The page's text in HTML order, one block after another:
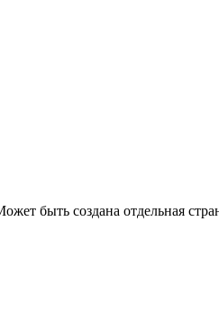
быть создана отдельная